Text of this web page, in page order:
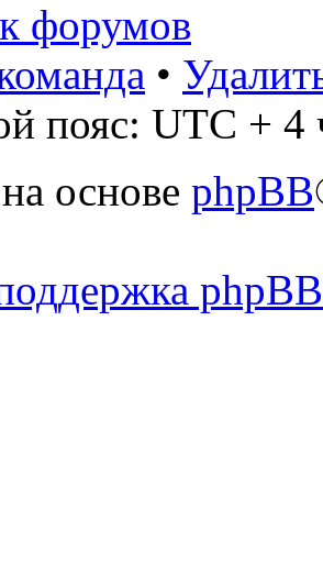
форумов
•
пояс: UTC + 4
основе phpBB
phpBB